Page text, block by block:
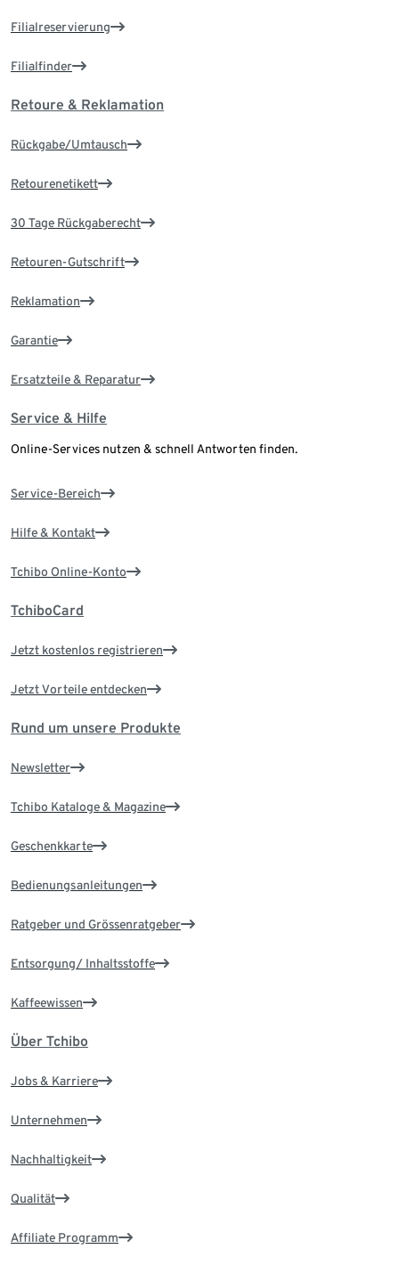
Filialreservierung
Filialfinder
Retoure & Reklamation
Rückgabe/Umtausch
Retourenetikett
30 Tage Rückgaberecht
Retouren-Gutschrift
Reklamation
Garantie
Ersatzteile & Reparatur
Service & Hilfe
Online-Services nutzen & schnell Antworten finden.
Service-Bereich
Hilfe & Kontakt
Tchibo Online-Konto
TchiboCard
Jetzt kostenlos registrieren
Jetzt Vorteile entdecken
Rund um unsere Produkte
Newsletter
Tchibo Kataloge & Magazine
Geschenkkarte
Bedienungsanleitungen
Ratgeber und Grössenratgeber
Entsorgung/ Inhaltsstoffe
Kaffeewissen
Über Tchibo
Jobs & Karriere
Unternehmen
Nachhaltigkeit
Qualität
Affiliate Programm